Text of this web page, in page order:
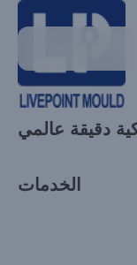
دقيقة عالمي
الخدمات